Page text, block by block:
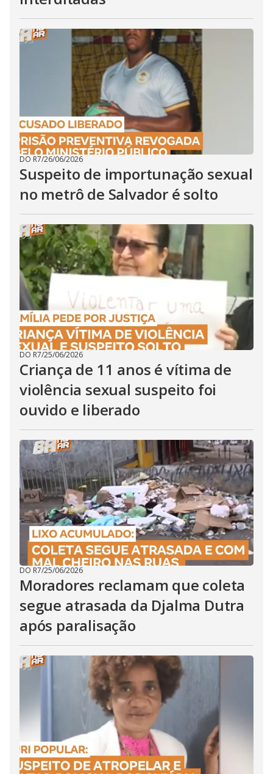
DO R7/26/06/2026
Suspeito de importunação sexual
no metrô de Salvador é solto
DO R7/25/06/2026
Criança de 11 anos é vítima de
violência sexual suspeito foi
ouvido e liberado
DO R7/25/06/2026
Moradores reclamam que coleta
segue atrasada da Djalma Dutra
após paralisação